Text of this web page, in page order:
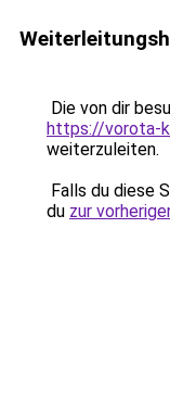
Die von dir
https://vorota-
weiterzuleiten.
Falls du diese
du zur